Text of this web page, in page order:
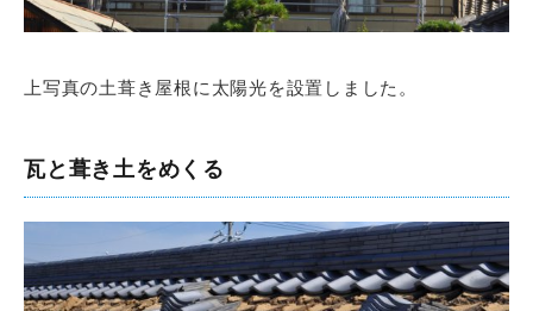
上写真の土葺き屋根に太陽光を設置しました。
瓦と葺き土をめくる